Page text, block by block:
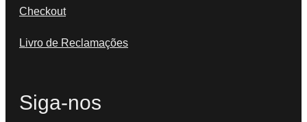
Checkout
Livro de Reclamações
Siga-nos